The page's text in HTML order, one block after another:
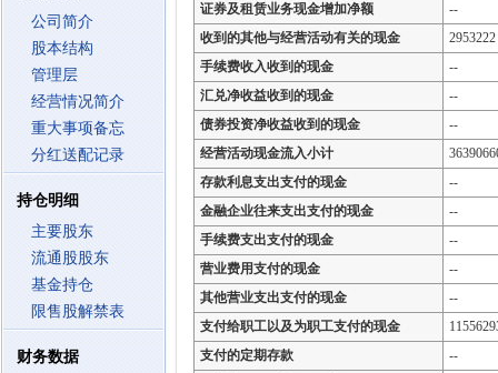
公司简介
股本结构
管理层
经营情况简介
重大事项备忘
分红送配记录
持仓明细
主要股东
流通股股东
基金持仓
限售股解禁表
财务数据
证券及租赁业务现金增加净额
--
收到的其他与经营活动有关的现金
2953222
手续费收入收到的现金
--
汇兑净收益收到的现金
--
债券投资净收益收到的现金
--
经营活动现金流入小计
存款利息支出支付的现金
--
金融企业往来支出支付的现金
--
手续费支出支付的现金
--
营业费用支付的现金
--
其他营业支出支付的现金
--
支付给职工以及为职工支付的现金
支付的定期存款
--